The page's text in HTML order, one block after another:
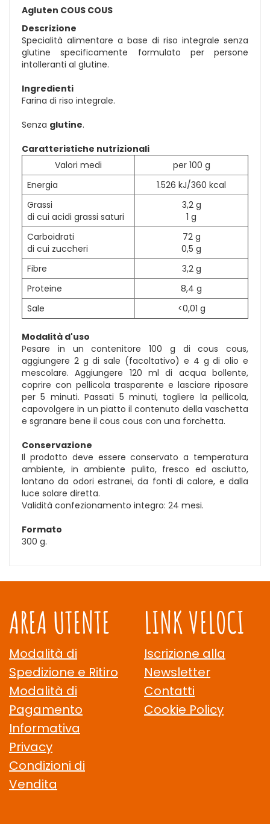
Agluten COUS COUS
Descrizione
Specialità alimentare a base di riso integrale senza
glutine specificamente formulato per persone
intolleranti al glutine.
Ingredienti
Farina di riso integrale.
Senza glutine.
Caratteristiche nutrizionali
Valori medi
per 100 g
Energia
1.526 kJ/360 kcal
Grassi
di cui acidi grassi saturi
3,2 g
1 g
Carboidrati
di cui zuccheri
72 g
0,5 g
Fibre
3,2 g
Proteine
8,4 g
Sale
<0,01 g
Modalità d'uso
Pesare in un contenitore 100 g di cous cous,
aggiungere 2 g di sale (facoltativo) e 4 g di olio e
mescolare. Aggiungere 120 ml di acqua bollente,
coprire con pellicola trasparente e lasciare riposare
per 5 minuti. Passati 5 minuti, togliere la pellicola,
capovolgere in un piatto il contenuto della vaschetta
e sgranare bene il cous cous con una forchetta.
Conservazione
Il prodotto deve essere conservato a temperatura
ambiente, in ambiente pulito, fresco ed asciutto,
lontano da odori estranei, da fonti di calore, e dalla
luce solare diretta.
Validità confezionamento integro: 24 mesi.
Formato
300 g.
AREA UTENTE
Modalità di
Spedizione e Ritiro
Modalità di
Pagamento
Informativa
Privacy
Condizioni di
Vendita
LINK VELOCI
Iscrizione alla
Newsletter
Contatti
Cookie Policy